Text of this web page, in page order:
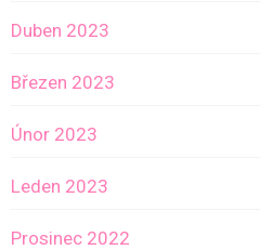
Duben 2023
Březen 2023
Únor 2023
Leden 2023
Prosinec 2022